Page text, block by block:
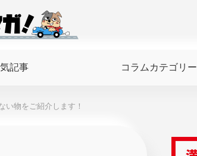
気記事 コラムカテゴリー
い物をご紹介します！